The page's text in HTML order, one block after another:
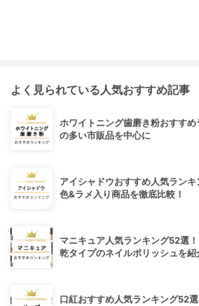
よく見られている人気おすすめ記事
ホワイトニング歯磨き粉おすす
の多い市販品を中心に
アイシャドウおすすめ人気ラン
色&ラメ入り商品を徹底比較！
マニキュア人気ランキング52選
乾タイプのネイルポリッシュを紹
口紅おすすめ人気ランキング52